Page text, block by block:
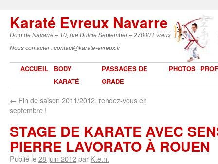
Karaté Evreux Navarre
Dojo de Navarre – 10, rue Dulcie September – 27000 Evreux
Nous contacter : contact@karate-evreux.fr
ACCUEIL
BODY
KARATÉ
PASSAGES DE
GRADE
PHOTOS
← Fin de saison 2011/2012, rendez-vous en
septembre !
STAGE DE KARATE AVEC
PIERRE LAVORATO À ROUEN
Publié le28 juin 2012par K.e.n.